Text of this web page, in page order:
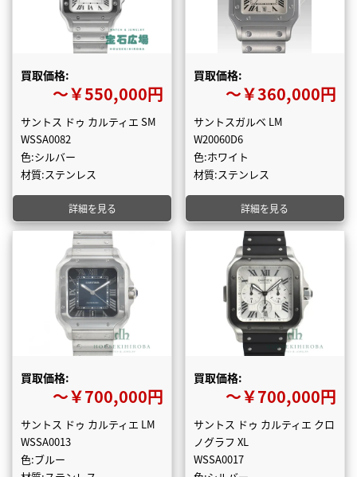
買取価格:
〜￥550,000円
サントス ドゥ カルティエ SM
WSSA0082
色:シルバー
材質:ステンレス
詳細を見る
買取価格:
〜￥360,000円
サントスガルベ LM
W20060D6
色:ホワイト
材質:ステンレス
詳細を見る
買取価格:
〜￥700,000円
サントス ドゥ カルティエ LM
WSSA0013
色:ブルー
買取価格:
〜￥700,000円
サントス ドゥ カルティエ クロ
ノグラフ XL
WSSA0017